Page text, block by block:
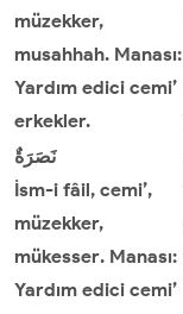
müzekker,
musahhah. Manası:
Yardım edici cemi’
erkekler.
نَصَرَةٌ
İsm-i fâil, cemi’,
müzekker,
mükesser. Manası:
Yardım edici cemi’